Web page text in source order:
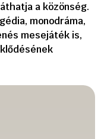
a közönség.
monodráma,
mesejáték is,